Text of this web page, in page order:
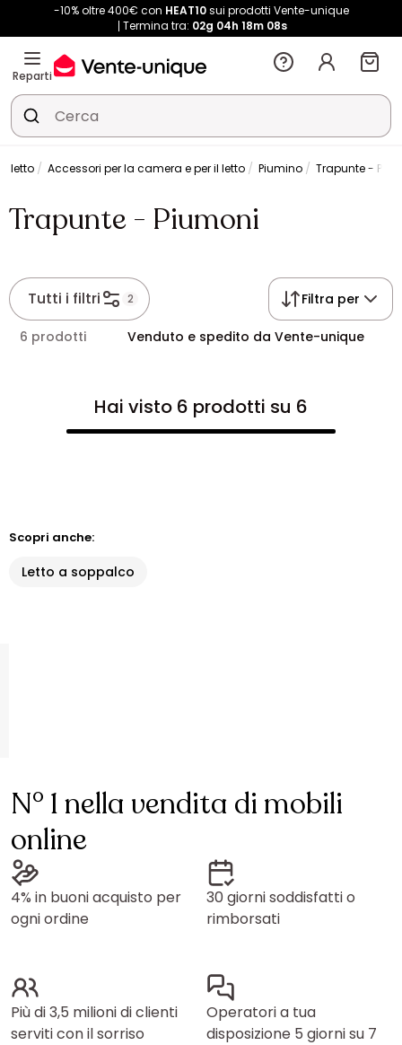
-10% oltre 400€ con HEAT10sui prodotti Vente-unique
Termina tra: 02g 04h 18m 07s
Reparti
letto Accessori per la camera e per il letto Piumino Trapunte -
Trapunte - Piumoni
Tutti i filtri 2 Filtra per
6 prodotti Venduto e spedito da Vente-unique
Hai visto 6 prodotti su 6
Scopri anche:
Letto a soppalco
N° 1 nella vendita di mobili
online
4% in buoni acquisto per
ogni ordine
30 giorni soddisfatti o
rimborsati
Più di 3,5 milioni di clienti
serviti con il sorriso
Operatori a tua
disposizione 5 giorni su 7